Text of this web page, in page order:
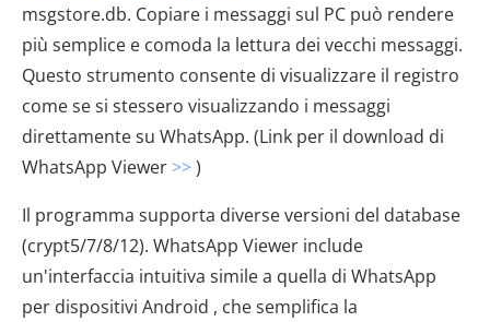
msgstore.db. Copiare i messaggi sul PC può rendere
più semplice e comoda la lettura dei vecchi messaggi.
Questo strumento consente di visualizzare il registro
come se si stessero visualizzando i messaggi
direttamente su WhatsApp. (Link per il download di
WhatsApp Viewer>>)
Il programma supporta diverse versioni del database
(crypt5/7/8/12). WhatsApp Viewer include
un'interfaccia intuitiva simile a quella di WhatsApp
per dispositivi Android , che semplifica la